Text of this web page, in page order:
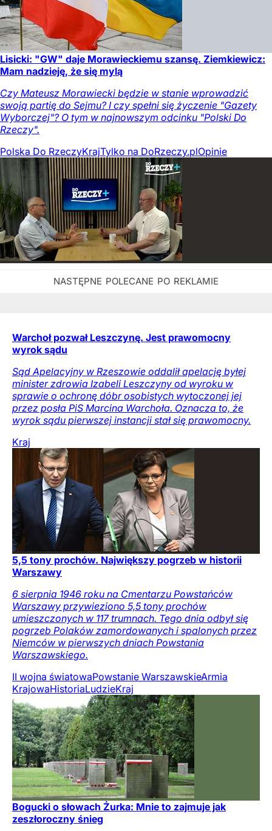
Lisicki: "GW" daje Morawieckiemu szansę. Ziemkiewicz:
Mam nadzieję, że się mylą
Czy Mateusz Morawiecki będzie w stanie wprowadzić
swoją partię do Sejmu? I czy spełni się życzenie "Gazety
Wyborczej"? O tym w najnowszym odcinku "Polski Do
Rzeczy".
Polska Do RzeczyKrajTylko na DoRzeczy.plOpinie
Warchoł pozwał Leszczynę. Jest prawomocny
wyrok sądu
Sąd Apelacyjny w Rzeszowie oddalił apelację byłej
minister zdrowia Izabeli Leszczyny od wyroku w
sprawie o ochronę dóbr osobistych wytoczonej jej
przez posła PiS Marcina Warchoła. Oznacza to, że
wyrok sądu pierwszej instancji stał się prawomocny.
Kraj
5,5 tony prochów. Największy pogrzeb w historii
Warszawy
6 sierpnia 1946 roku na Cmentarzu Powstańców
Warszawy przywieziono 5,5 tony prochów
umieszczonych w 117 trumnach. Tego dnia odbył się
pogrzeb Polaków zamordowanych i spalonych przez
Niemców w pierwszych dniach Powstania
Warszawskiego.
II wojna światowaPowstanie WarszawskieArmia
KrajowaHistoriaLudzieKraj
Bogucki o słowach Żurka: Mnie to zajmuje jak
zeszłoroczny śnieg